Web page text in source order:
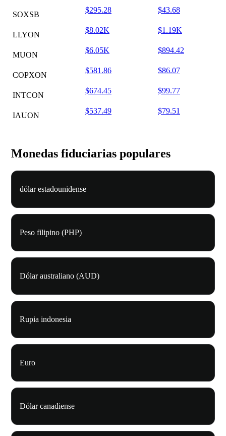
SOXSB
$295.28 $43.68
LLYON
$8.02K $1.19K
MUON
$6.05K $894.42
COPXON
$581.86 $86.07
INTCON
$674.45 $99.77
IAUON
$537.49 $79.51
Monedas fiduciarias populares
dólar estadounidense
Peso filipino (PHP)
Dólar australiano (AUD)
Rupia indonesia
Euro
Dólar canadiense